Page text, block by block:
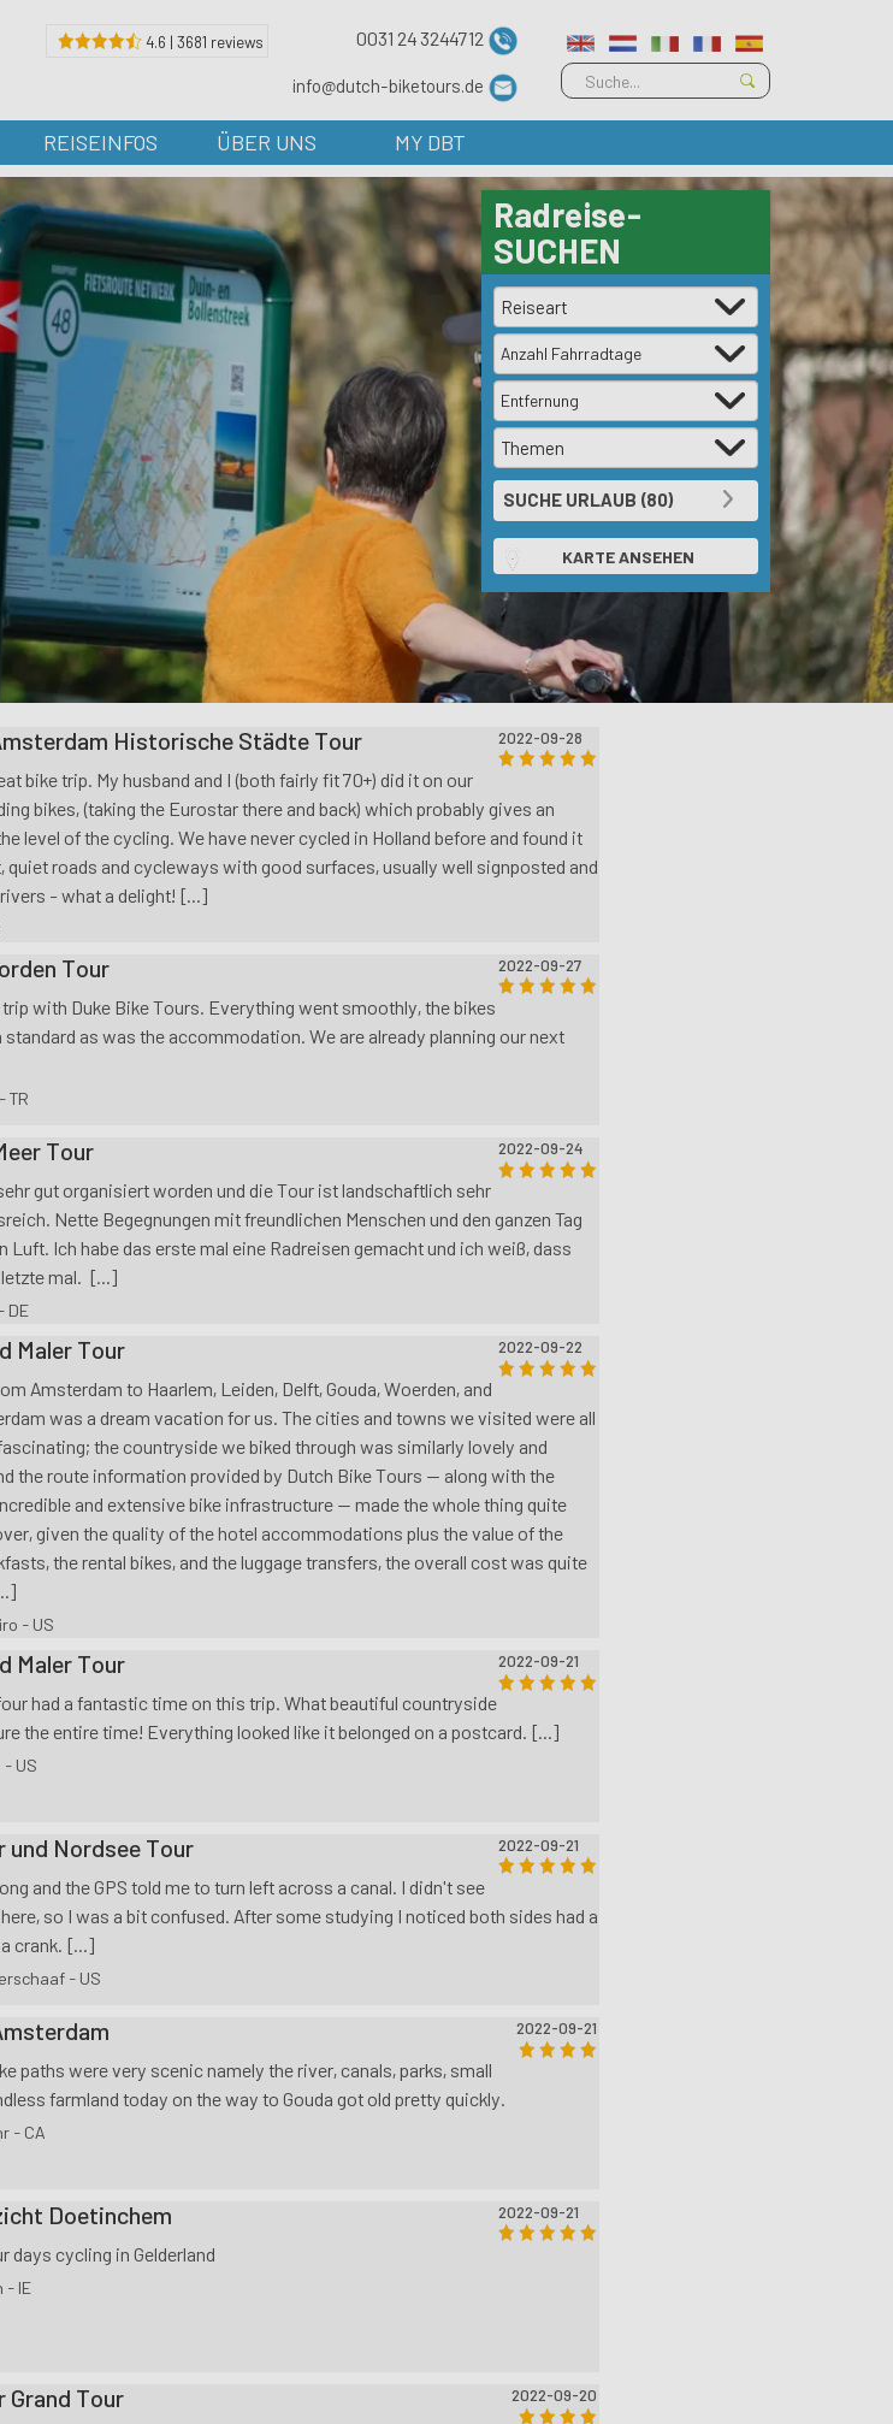
4.6 | 3681 reviews 0031 24 3244712
info@dutch-biketours.de
REISEINFOS ÜBER UNS MY DBT
Radreise-
SUCHEN
Anzahl Fahrradtage
Entfernung
KARTE ANSEHEN
Historische Städte Tour 2022-09-28
bike trip. My husband and I (both fairly fit 70+) did it on our
bikes, (taking the Eurostar there and back) which probably gives an
level of the cycling. We have never cycled in Holland before and found it
quiet roads and cycleways with good surfaces, usually well signposted and
- what a delight! [...]
Tour 2022-09-27
with Duke Bike Tours. Everything went smoothly, the bikes
standard as was the accommodation. We are already planning our next
TR
Tour 2022-09-24
gut organisiert worden und die Tour ist landschaftlich sehr
Nette Begegnungen mit freundlichen Menschen und den ganzen Tag
Luft. Ich habe das erste mal eine Radreisen gemacht und ich weiß, dass
mal. [...]
DE
Maler Tour 2022-09-22
Amsterdam to Haarlem, Leiden, Delft, Gouda, Woerden, and
was a dream vacation for us. The cities and towns we visited were all
the countryside we biked through was similarly lovely and
the route information provided by Dutch Bike Tours — along with the
and extensive bike infrastructure — made the whole thing quite
given the quality of the hotel accommodations plus the value of the
the rental bikes, and the luggage transfers, the overall cost was quite
- US
Maler Tour 2022-09-21
had a fantastic time on this trip. What beautiful countryside
the entire time! Everything looked like it belonged on a postcard. [...]
US
und Nordsee Tour 2022-09-21
and the GPS told me to turn left across a canal. I didn't see
so I was a bit confused. After some studying I noticed both sides had a
crank. [...]
- US
2022-09-21
paths were very scenic namely the river, canals, parks, small
farmland today on the way to Gouda got old pretty quickly.
- CA
Doetinchem 2022-09-21
days cycling in Gelderland
- IE
Grand Tour 2022-09-20